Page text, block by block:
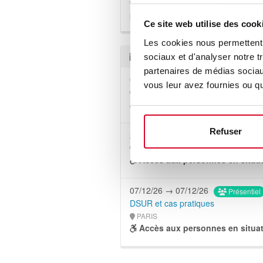
Ce site web utilise des
Les cookies nous
sociaux et d'analyser notre
partenaires de médias
vous leur avez fournies ou
Refuser
Prochaines sessions
07/10/26 → 07/10/26 Présentiel
Accès aux personnes en
21/10/26 → 22/10/26 Présentiel
PARIS
Accès aux personnes en
07/12/26 → 07/12/26 Présentiel
DSUR et cas pratiques
PARIS
Accès aux personnes en